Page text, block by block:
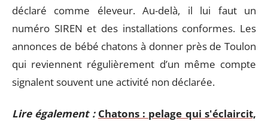
déclaré comme éleveur. Au-delà, il lui faut un
numéro SIREN et des installations conformes. Les
annonces de bébé chatons à donner près de Toulon
qui reviennent régulièrement d’un même compte
signalent souvent une activité non déclarée.
Lire également : Chatons : pelage qui s'éclaircit,